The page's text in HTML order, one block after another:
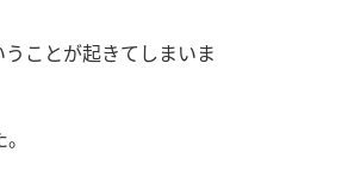
ことが起きてしまいま